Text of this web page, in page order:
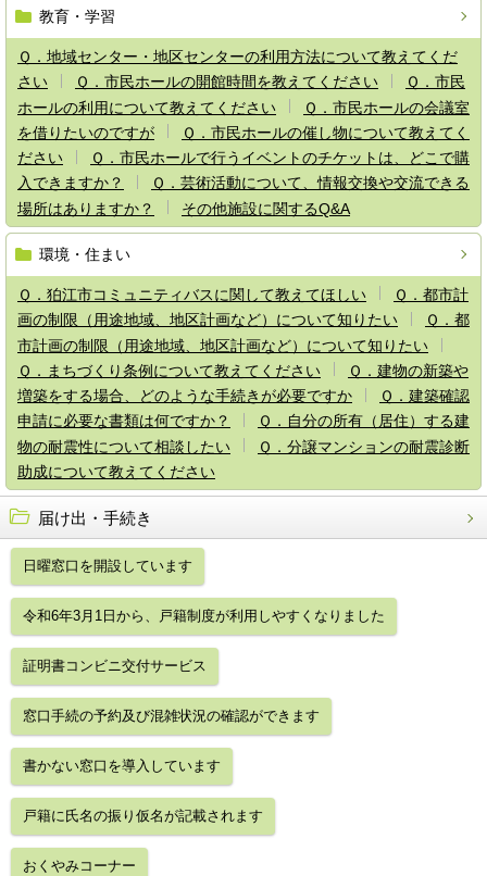
教育・学習
Ｑ．地域センター・地区センターの利用方法について教えてくだ
さい
Ｑ．市民ホールの開館時間を教えてください
Ｑ．市民
ホールの利用について教えてください
Ｑ．市民ホールの会議室
を借りたいのですが
Ｑ．市民ホールの催し物について教えてく
ださい
Ｑ．市民ホールで行うイベントのチケットは、どこで購
入できますか？
Ｑ．芸術活動について、情報交換や交流できる
場所はありますか？
その他施設に関するQ&A
環境・住まい
Ｑ．狛江市コミュニティバスに関して教えてほしい
Ｑ．都市計
画の制限（用途地域、地区計画など）について知りたい
Ｑ．都
市計画の制限（用途地域、地区計画など）について知りたい
Ｑ．まちづくり条例について教えてください
Ｑ．建物の新築や
増築をする場合、どのような手続きが必要ですか
Ｑ．建築確認
申請に必要な書類は何ですか？
Ｑ．自分の所有（居住）する建
物の耐震性について相談したい
Ｑ．分譲マンションの耐震診断
助成について教えてください
届け出・手続き
日曜窓口を開設しています
令和6年3月1日から、戸籍制度が利用しやすくなりました
証明書コンビニ交付サービス
窓口手続の予約及び混雑状況の確認ができます
書かない窓口を導入しています
戸籍に氏名の振り仮名が記載されます
おくやみコーナー